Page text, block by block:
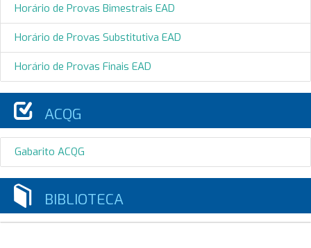
Horário de Provas Bimestrais EAD
Horário de Provas Substitutiva EAD
Horário de Provas Finais EAD
ACQG
Gabarito ACQG
BIBLIOTECA